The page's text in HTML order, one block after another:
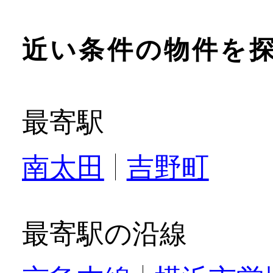
近い条件の物件を
最寄駅
南太田
吉野町
最寄駅の沿線